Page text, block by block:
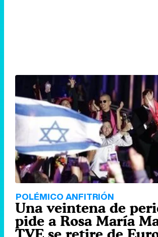
POLÉMICO ANFITRIÓN
Una veintena de
pide a Rosa María